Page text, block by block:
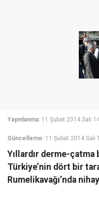
Yayınlanma: 11 Şubat 2014 Salı
Güncelleme: 11 Şubat 2014 Salı
Yıllardır derme-
Türkiye’nin dört bir
Rumelikavağı’nda